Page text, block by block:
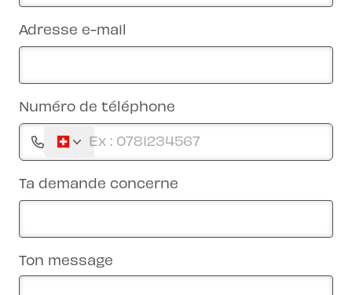
Adresse e-mail
Numéro de téléphone
Ta demande concerne
Ton message